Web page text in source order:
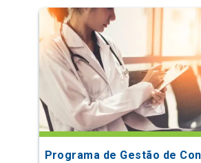
Programa de Gestão de